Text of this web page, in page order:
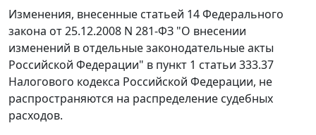
Изменения, внесенные статьей 14Федерального
закона от 25.12.2008 N 281-ФЗ "О внесении
изменений в отдельные законодательные акты
Российской Федерации" в пункт 1 статьи 333.37
Налогового кодекса Российской Федерации, не
распространяются на распределение судебных
расходов.